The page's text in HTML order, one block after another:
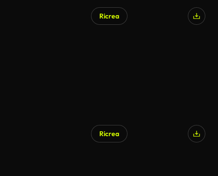
Ricrea
Ricrea